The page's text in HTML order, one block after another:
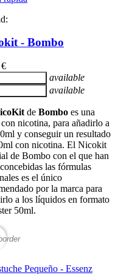
- Bombo
available
available
de Bombo es una
con nicotina, para añadirlo a
y conseguir un resultado
con nicotina. El Nicokit
de Bombo con el que han
las fórmulas
es el único
por la marca para
a los líquidos en formato
50ml.